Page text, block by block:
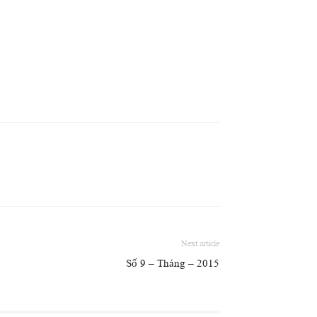
Next article
Số 9 – Tháng – 2015